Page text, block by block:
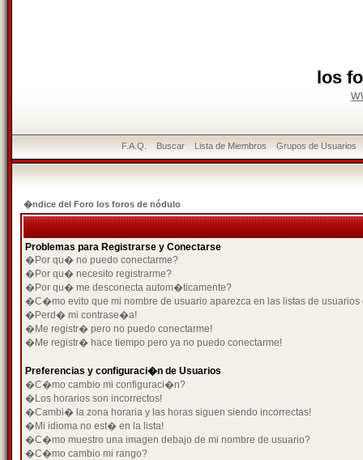
los
F.A.Q. Buscar Lista de Miembros Grupos de Usuarios
�ndice del Foro los foros de nódulo
Problemas para Registrarse y Conectarse
�Por qu� no puedo conectarme?
�Por qu� necesito registrarme?
�Por qu� me desconecta autom�ticamente?
�C�mo evito que mi nombre de usuario aparezca en las listas de usuarios
�Perd� mi contrase�a!
�Me registr� pero no puedo conectarme!
�Me registr� hace tiempo pero ya no puedo conectarme!
Preferencias y configuraci�n de Usuarios
�C�mo cambio mi configuraci�n?
�Los horarios son incorrectos!
�Cambi� la zona horaria y las horas siguen siendo incorrectas!
�Mi idioma no est� en la lista!
�C�mo muestro una imagen debajo de mi nombre de usuario?
�C�mo cambio mi rango?